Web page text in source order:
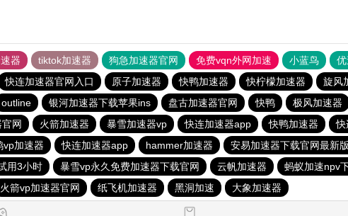
器 tiktok加速器 狗急加速器官网 免费vqn外网加速 小蓝鸟
快连加速器官网入口 原子加速器 快鸭加速器 快柠檬加速器
旋风
outline 银河加速器下载苹果ins 盘古加速器官网 快鸭
极风加速器
网 火箭加速器 暴雪加速器vp 快连加速器app 快鸭加速器
快
vp加速器 快连加速器app hammer加速器
安易加速器下载官网最新
用3小时 暴雪vp永久免费加速器下载官网 云帆加速器
蚂蚁加速npv
火箭vp加速器官网 纸飞机加速器 黑洞加速 大象加速器